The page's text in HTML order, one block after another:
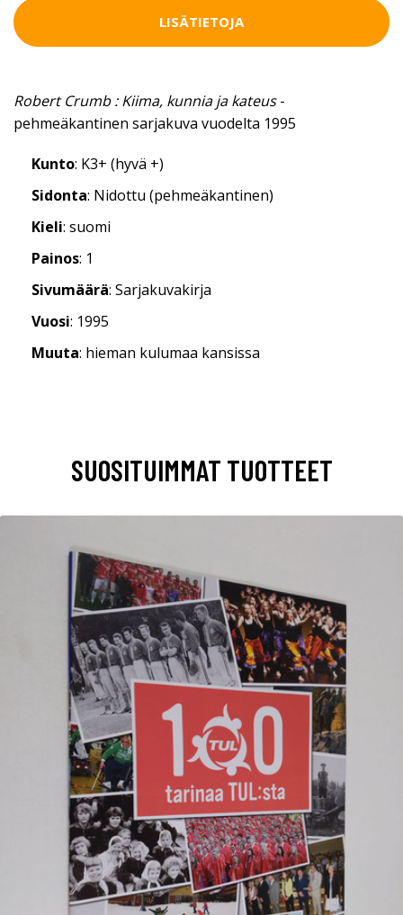
LISÄTIETOJA
Robert Crumb : Kiima, kunnia ja kateus-
pehmeäkantinen sarjakuva vuodelta 1995
Kunto: K3+ (hyvä +)
Sidonta: Nidottu (pehmeäkantinen)
Kieli: suomi
Painos: 1
Sivumäärä: Sarjakuvakirja
Vuosi: 1995
Muuta: hieman kulumaa kansissa
SUOSITUIMMAT TUOTTEET